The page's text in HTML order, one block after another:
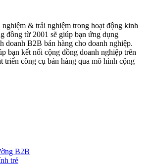
& trải nghiệm trong hoạt động kinh
đồng từ 2001 sẽ giúp bạn ứng dụng
doanh B2B bán hàng cho doanh nghiệp.
bạn kết nối cộng đồng doanh nghiệp trên
triển công cụ bán hàng qua mô hình cộng
B2B
trẻ